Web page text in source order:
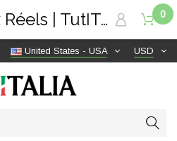
USD
United States - USA
0
Club des Prix Réels | TutITALIA